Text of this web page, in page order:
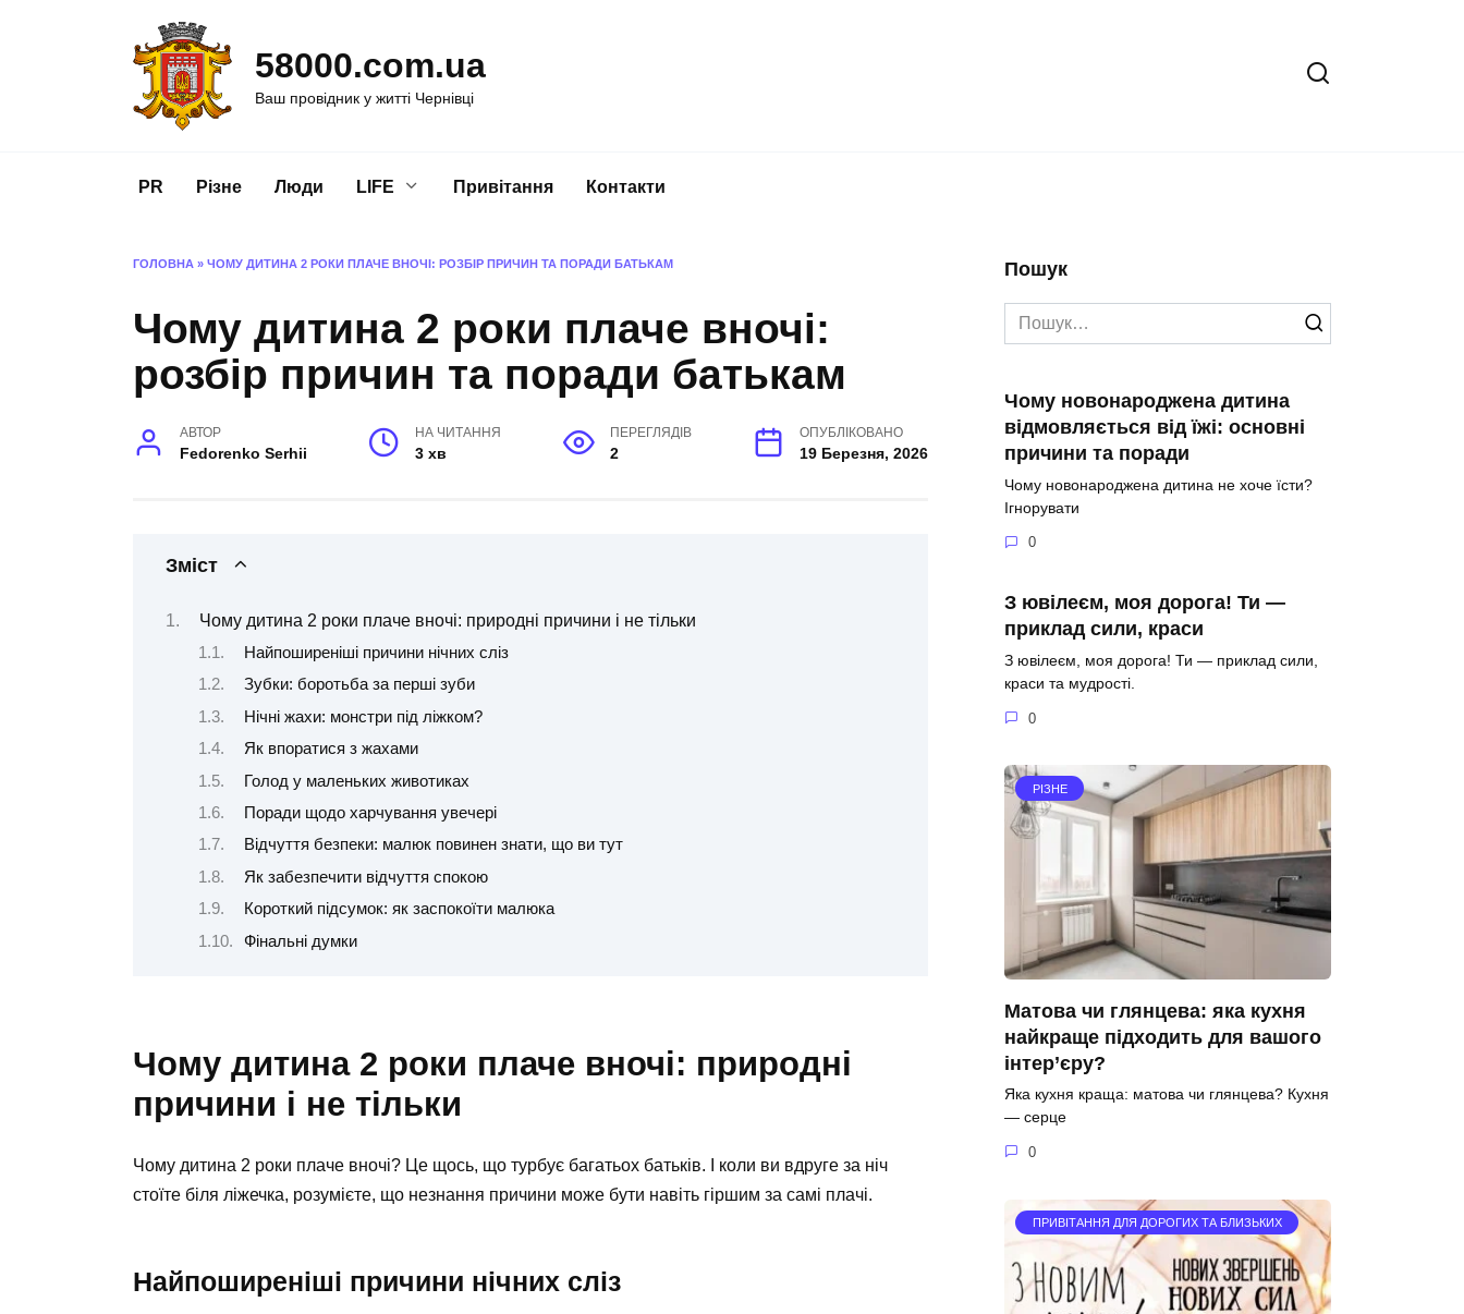
58000.com.ua
Ваш провідник у житті Чернівці
PR Різне Люди LIFE Привітання Контакти
ГОЛОВНА » ЧОМУ ДИТИНА 2 РОКИ ПЛАЧЕ ВНОЧІ: РОЗБІР ПРИЧИН ТА ПОРАДИ БАТЬКАМ
Чому дитина 2 роки плаче вночі:
розбір причин та поради батькам
АВТОР
Fedorenko Serhii
НА ЧИТАННЯ
3 хв
ПЕРЕГЛЯДІВ
2
ОПУБЛІКОВАНО
19 Березня, 2026
Зміст
Чому дитина 2 роки плаче вночі: природні причини і не тільки
Найпоширеніші причини нічних сліз
Зубки: боротьба за перші зуби
Нічні жахи: монстри під ліжком?
Як впоратися з жахами
Голод у маленьких животиках
Поради щодо харчування увечері
Відчуття безпеки: малюк повинен знати, що ви тут
Як забезпечити відчуття спокою
Короткий підсумок: як заспокоїти малюка
Фінальні думки
Чому дитина 2 роки плаче вночі: природні
причини і не тільки
Чому дитина 2 роки плаче вночі? Це щось, що турбує багатьох батьків. І коли ви вдруге за ніч
стоїте біля ліжечка, розумієте, що незнання причини може бути навіть гіршим за самі плачі.
Найпоширеніші причини нічних сліз
Пошук
Search
for:
Чому новонароджена дитина
відмовляється від їжі: основні
причини та поради
Чому новонароджена дитина не хоче їсти?
Ігнорувати
0
З ювілеєм, моя дорога! Ти —
приклад сили, краси
З ювілеєм, моя дорога! Ти — приклад сили,
краси та мудрості.
0
РІЗНЕ
Матова чи глянцева: яка кухня
найкраще підходить для вашого
інтер’єру?
Яка кухня краща: матова чи глянцева? Кухня
— серце
0
ПРИВІТАННЯ ДЛЯ ДОРОГИХ ТА БЛИЗЬКИХ